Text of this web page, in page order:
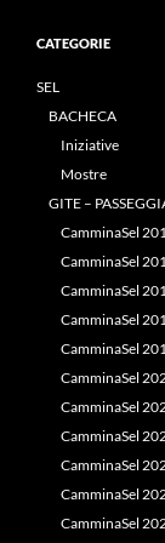
CATEGORIE
SEL
BACHECA
Iniziative
Mostre
GITE –
CamminaSel
CamminaSel
CamminaSel
CamminaSel
CamminaSel
CamminaSel
CamminaSel
CamminaSel
CamminaSel
CamminaSel
CamminaSel